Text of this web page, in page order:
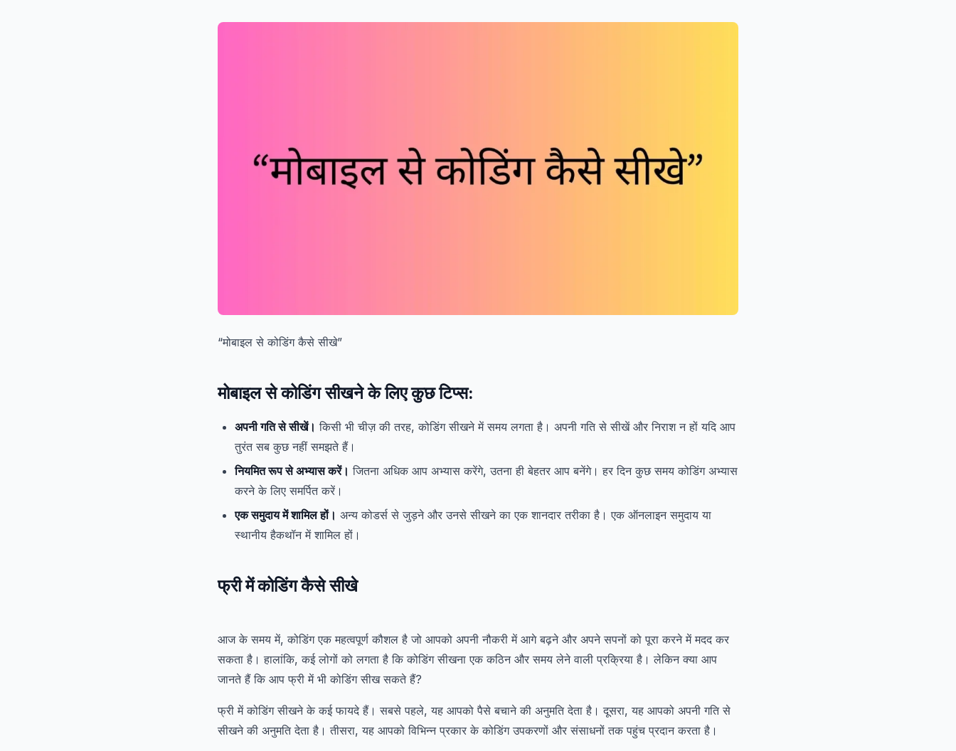
“मोबाइल से कोडिंग कैसे सीखे”
मोबाइल से कोडिंग सीखने के लिए कुछ टिप्स:
अपनी गति से सीखें। किसी भी चीज़ की तरह, कोडिंग सीखने में समय लगता है। अपनी गति से सीखें और निराश न हों यदि आप
तुरंत सब कुछ नहीं समझते हैं।
नियमित रूप से अभ्यास करें। जितना अधिक आप अभ्यास करेंगे, उतना ही बेहतर आप बनेंगे। हर दिन कुछ समय कोडिंग अभ्यास
करने के लिए समर्पित करें।
एक समुदाय में शामिल हों। अन्य कोडर्स से जुड़ने और उनसे सीखने का एक शानदार तरीका है। एक ऑनलाइन समुदाय या
स्थानीय हैकथॉन में शामिल हों।
फ्री मेंकोडिंगकैसे सीखे
आज के समय में, कोडिंग एक महत्वपूर्ण कौशल है जो आपको अपनी नौकरी में आगे बढ़ने और अपने सपनों को पूरा करने में मदद कर
सकता है। हालांकि, कई लोगों को लगता है कि कोडिंग सीखना एक कठिन और समय लेने वाली प्रक्रिया है। लेकिन क्या आप
जानते हैं कि आप फ्री में भी कोडिंग सीख सकते हैं?
फ्री में कोडिंग सीखने के कई फायदे हैं। सबसे पहले, यह आपको पैसे बचाने की अनुमति देता है। दूसरा, यह आपको अपनी गति से
सीखने की अनुमति देता है। तीसरा, यह आपको विभिन्न प्रकार के कोडिंग उपकरणों और संसाधनों तक पहुंच प्रदान करता है।